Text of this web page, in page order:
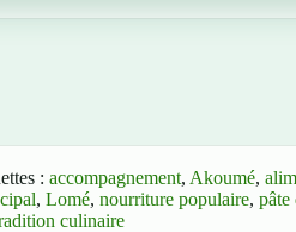
:accompagnement, Akoumé,
,Lomé,nourriture populaire,pâte
culinaire